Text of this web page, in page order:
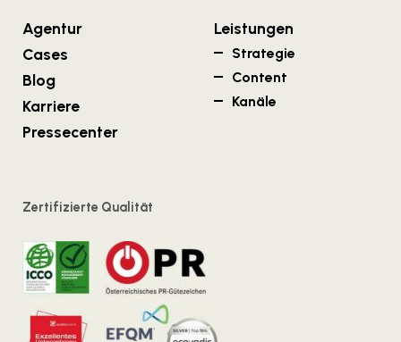
Agentur
Cases
Blog
Karriere
Pressecenter
Leistungen
Strategie
Content
Kanäle
Zertifizierte Qualität